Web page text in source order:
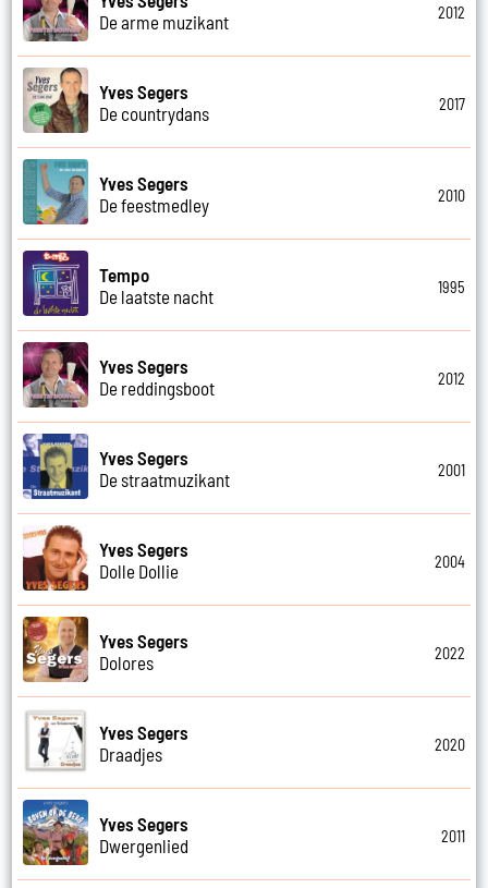
De arme muzikant
2012
Yves Segers
De countrydans
2017
Yves Segers
De feestmedley
2010
Tempo
De laatste nacht
1995
Yves Segers
De reddingsboot
2012
Yves Segers
De straatmuzikant
2001
Yves Segers
Dolle Dollie
2004
Yves Segers
Dolores
2022
Yves Segers
Draadjes
2020
Yves Segers
Dwergenlied
2011